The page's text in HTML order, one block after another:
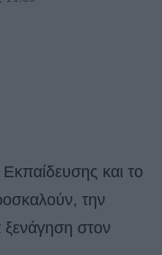
και το
την
στον